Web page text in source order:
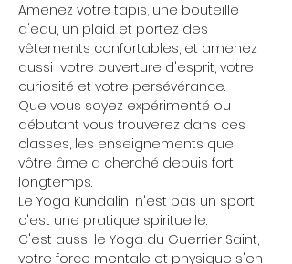
Amenez votre tapis, une bouteille
d'eau, un plaid et portez des
vêtements confortables, et amenez
aussi  votre ouverture d'esprit, votre
curiosité et votre persévérance.
Que vous soyez expérimenté ou
débutant vous trouverez dans ces
classes, les enseignements que
vôtre âme a cherché depuis fort
longtemps.
Le Yoga Kundalini n'est pas un sport,
c'est une pratique spirituelle.
C'est aussi le Yoga du Guerrier Saint,
votre force mentale et physique s'en